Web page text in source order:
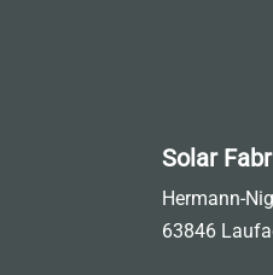
Solar
Hermann-
63846